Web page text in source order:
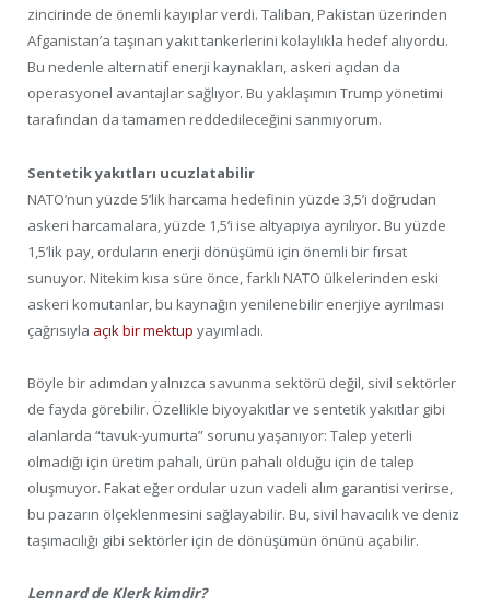
zincirinde de önemli kayıplar verdi. Taliban, Pakistan üzerinden
Afganistan’a taşınan yakıt tankerlerini kolaylıkla hedef alıyordu.
Bu nedenle alternatif enerji kaynakları, askeri açıdan da
operasyonel avantajlar sağlıyor. Bu yaklaşımın Trump yönetimi
tarafından da tamamen reddedileceğini sanmıyorum.
Sentetik yakıtları ucuzlatabilir
NATO’nun yüzde 5’lik harcama hedefinin yüzde 3,5’i doğrudan
askeri harcamalara, yüzde 1,5’i ise altyapıya ayrılıyor. Bu yüzde
1,5’lik pay, orduların enerji dönüşümü için önemli bir fırsat
sunuyor. Nitekim kısa süre önce, farklı NATO ülkelerinden eski
askeri komutanlar, bu kaynağın yenilenebilir enerjiye ayrılması
çağrısıyla açık bir mektup yayımladı.
Böyle bir adımdan yalnızca savunma sektörü değil, sivil sektörler
de fayda görebilir. Özellikle biyoyakıtlar ve sentetik yakıtlar gibi
alanlarda “tavuk-yumurta” sorunu yaşanıyor: Talep yeterli
olmadığı için üretim pahalı, ürün pahalı olduğu için de talep
oluşmuyor. Fakat eğer ordular uzun vadeli alım garantisi verirse,
bu pazarın ölçeklenmesini sağlayabilir. Bu, sivil havacılık ve deniz
taşımacılığı gibi sektörler için de dönüşümün önünü açabilir.
Lennard de Klerk kimdir?